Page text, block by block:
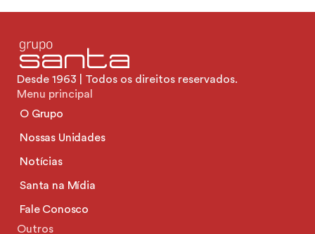
Desde 1963 | Todos os direitos reservados.
Menu principal
O Grupo
Nossas Unidades
Notícias
Santa na Mídia
Fale Conosco
Outros